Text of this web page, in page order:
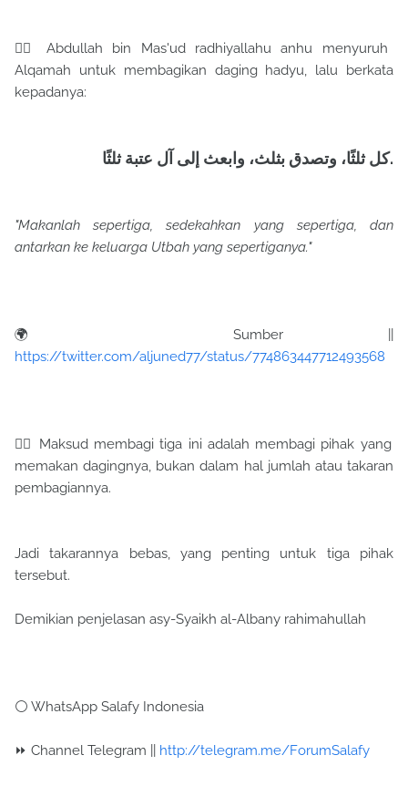
✍🏻 Abdullah bin Mas'ud radhiyallahu anhu menyuruh
Alqamah untuk membagikan daging hadyu, lalu berkata
kepadanya:
‏كل ثلثًا، وتصدق بثلث، وابعث إلى آل عتبة ثلثًا.
"Makanlah sepertiga, sedekahkan yang sepertiga, dan
antarkan ke keluarga Utbah yang sepertiganya."
🌍 Sumber ||
https://twitter.com/aljuned77/status/774863447712493568
✋🏻 Maksud membagi tiga ini adalah membagi pihak yang
memakan dagingnya, bukan dalam hal jumlah atau takaran
pembagiannya.
Jadi takarannya bebas, yang penting untuk tiga pihak
tersebut.
Demikian penjelasan asy-Syaikh al-Albany rahimahullah
⚪ WhatsApp Salafy Indonesia
⏩ Channel Telegram || http://telegram.me/ForumSalafy